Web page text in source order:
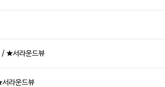
/ ★서라운드뷰
라운드뷰